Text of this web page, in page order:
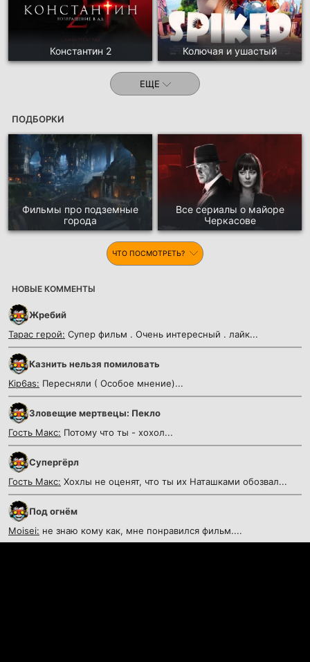
Константин 2 Колючая и ушастый
ЕЩЕ
ПОДБОРКИ
Фильмы про подземные
города
Все сериалы о майоре
Черкасове
ЧТО ПОСМОТРЕТЬ?
НОВЫЕ КОММЕНТЫ
Жребий
Тарас герой: Супер фильм . Очень интересный . лайк...
Казнить нельзя помиловать
Kip6as: Пересняли ( Особое мнение)...
Зловещие мертвецы: Пекло
Гость Макс: Потому что ты - хохол...
Супергёрл
Гость Макс: Хохлы не оценят, что ты их Наташками обозвал...
Под огнём
Moisei: не знаю кому как, мне понравился фильм....